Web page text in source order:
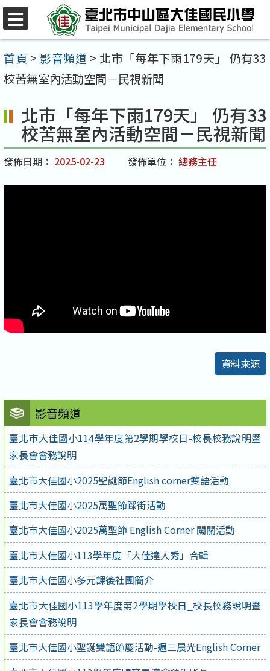
跳
至
主
要
容
首頁 > 影音頻道 > 北市「每年下雨179天」 仍有33
校苦無室內活動空間－民視新聞
影音頻道
臺北市大佳國小114學年度第2學期學校日-校長校務說明暨
家長會會務說明
臺北市大佳國小2025聖誕節English corner雙語活動
臺北市大佳國小2025萬聖節踩街活動
臺北市大佳國小2025萬聖節 English Corner 闖關活動
臺北市大佳國小113學年度「大佳達人秀」合輯
臺北市大佳國小多元課後社團簡介
臺北市大佳國小113學年度第2學期學校日_校長校務說明暨
家長會會務說明
臺北市大佳國小聖誕雙語節慶活動-週三晨光English Corner
北市「每年下雨179天」 仍有33
校苦無室內活動空間－民視新聞
發佈日期： 2025-02-23 發佈單位： 總務主任
資料來源
選
單